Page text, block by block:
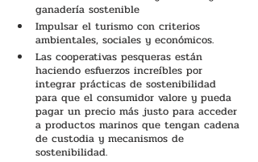
ganadería sostenible
Impulsar el turismo con criterios
ambientales, sociales y económicos.
Las cooperativas pesqueras están
haciendo esfuerzos increíbles por
integrar prácticas de sostenibilidad
para que el consumidor valore y pueda
pagar un precio más justo para acceder
a productos marinos que tengan cadena
de custodia y mecanismos de
sostenibilidad.